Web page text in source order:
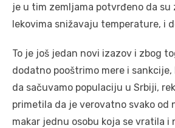
je u tim zemljama potvrđeno da su
lekovima snižavaju temperature, i
To je još jedan novi izazov i zbog
dodatno pooštrimo mere i sankcije,
da sačuvamo populaciju u Srbiji,
primetila da je verovatno svako od
makar jednu osobu koja se vratila i